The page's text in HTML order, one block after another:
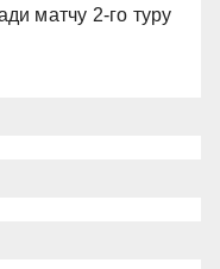
матчу 2-го туру